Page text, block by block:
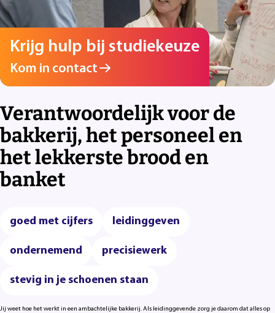
Verantwoordelijk voor de
bakkerij, het personeel en
het lekkerste brood en
banket
goed met cijfers leidinggeven
ondernemend precisiewerk
stevig in je schoenen staan
Jij weet hoe het werkt in een ambachtelijke bakkerij. Als leidinggevende zorg je daarom dat alles op
Krijg hulp bij studiekeuze
Kom in contact